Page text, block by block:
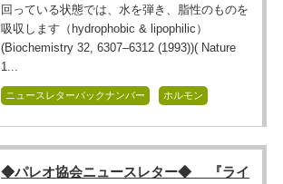
回っている状態では、水を弾き、脂性のものを
吸収します（hydrophobic & lipophilic）
(Biochemistry 32, 6307–6312 (1993))( Nature
1...
ニュースレターバックナンバー ホルモン
◆パレオ協会ニュースレター◆ 『ライ